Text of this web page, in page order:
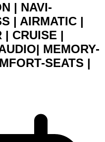
| NAVI-
| AIRMATIC |
| CRUISE |
MEMORY-
SEATS |